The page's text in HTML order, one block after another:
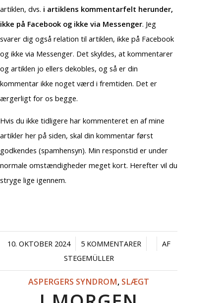
artiklen, dvs. i artiklens kommentarfelt herunder,
ikke på Facebook og ikke via Messenger. Jeg
svarer dig også relation til artiklen, ikke på Facebook
og ikke via Messenger. Det skyldes, at kommentarer
og artiklen jo ellers dekobles, og så er din
kommentar ikke noget værd i fremtiden. Det er
ærgerligt for os begge.
Hvis du ikke tidligere har kommenteret en af mine
artikler her på siden, skal din kommentar først
godkendes (spamhensyn). Min responstid er under
normale omstændigheder meget kort. Herefter vil du
stryge lige igennem.
10. OKTOBER 2024
/ 5 KOMMENTARER
/ /
AF
STEGEMÜLLER
ASPERGERS SYNDROM, SLÆGT